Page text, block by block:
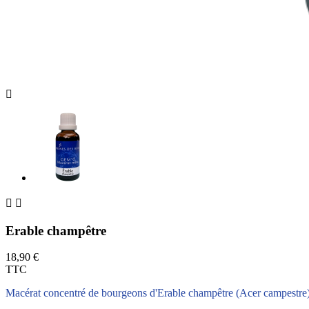

 
Erable champêtre
18,90 €
TTC
Macérat concentré de bourgeons d'Erable champêtre (Acer